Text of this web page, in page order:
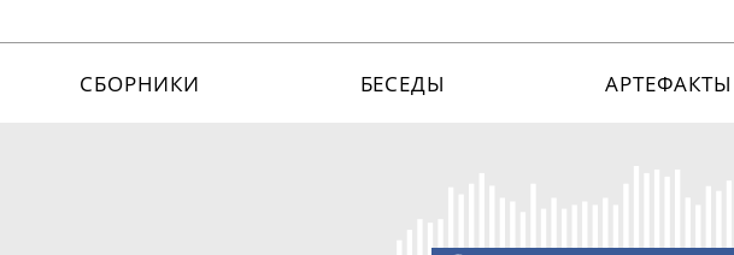
СБОРНИКИ БЕСЕДЫ АРТЕФАКТЫ